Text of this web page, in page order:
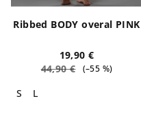
Ribbed BODY overal PINK
19,90 €
44,90 €
(–55 %)
S L